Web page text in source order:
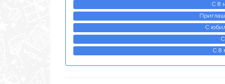
С 8
С
С 8